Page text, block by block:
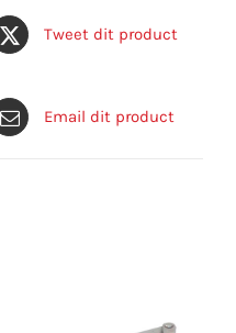
Tweet dit product
Email dit product